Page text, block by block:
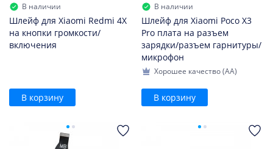
В наличии
Шлейф для Xiaomi Redmi 4X
на кнопки громкости/
включения
В корзину
В наличии
Шлейф для Xiaomi Poco X3
Pro плата на разъем
зарядки/разъем гарнитуры/
микрофон
Хорошее качество (AA)
В корзину